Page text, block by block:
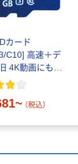
カード
C10] 高速＋デ
4K動画にも最
～512GB エレ
（税込）
へ